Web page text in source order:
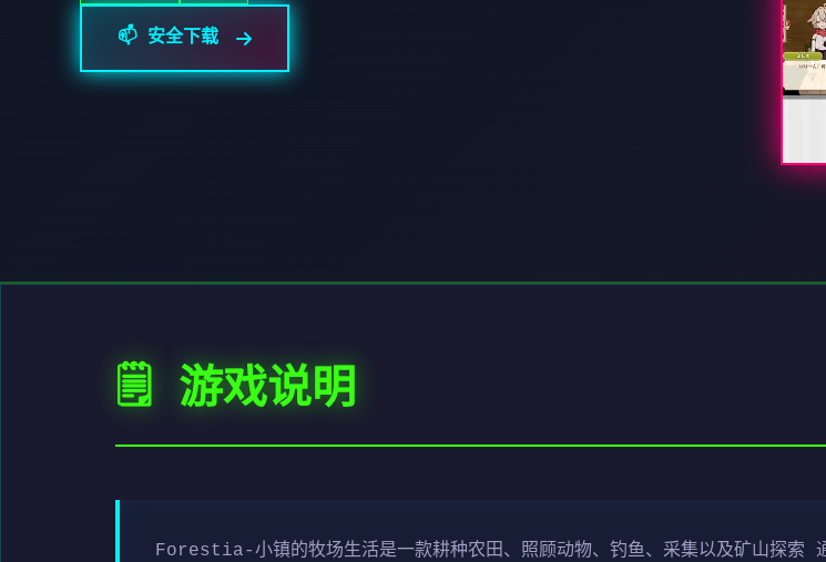
📫 安全下载
🗒️ 游戏说明
Forestia-小镇的牧场生活是一款耕种农田、照顾动物、钓鱼、采集以及矿山探索